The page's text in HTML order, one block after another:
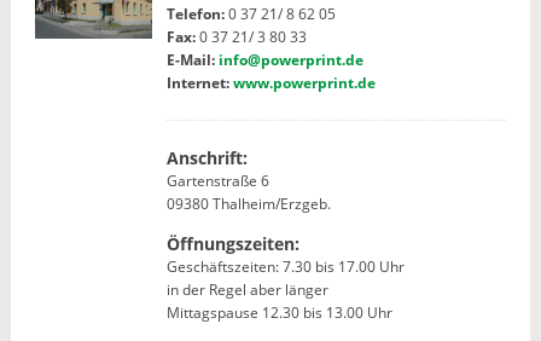
Telefon:0 37 21/ 8 62 05
Fax:0 37 21/ 3 80 33
E-Mail: info@powerprint.de
Internet:www.powerprint.de
Anschrift:
Gartenstraße 6
09380 Thalheim/Erzgeb.
Öffnungszeiten:
Geschäftszeiten: 7.30 bis 17.00 Uhr
in der Regel aber länger
Mittagspause 12.30 bis 13.00 Uhr